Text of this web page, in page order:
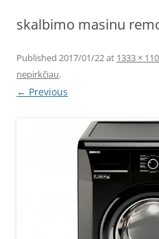
skalbimo masinu
Published 2017/01/22at 1333 ×
nepirkčiau.
← Previous